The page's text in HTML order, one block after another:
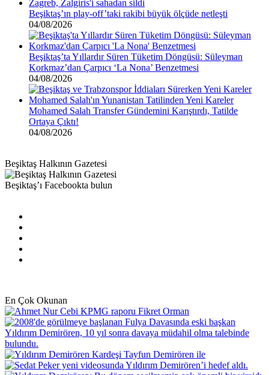
Beşiktaş’ın play-off’taki rakibi büyük ölçüde netleşti
04/08/2026
Beşiktaş’ta Yıllardır Süren Tüketim Döngüsü: Süleyman
Korkmaz’dan Çarpıcı ‘La Nona’ Benzetmesi
04/08/2026
Mohamed Salah Transfer Gündemini Karıştırdı, Tatilde
Ortaya Çıktı!
04/08/2026
Beşiktaş Halkının Gazetesi
Beşiktaş’ı Facebookta bulun
En Çok Okunan